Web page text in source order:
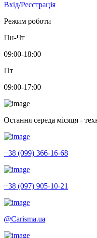
Вхід/Реєстрація
Режим роботи
Пн-Чт
09:00-18:00
Пт
09:00-17:00
Остання середа місяця -
+38 (099) 366-16-68
+38 (097) 905-10-21
@Carisma.ua